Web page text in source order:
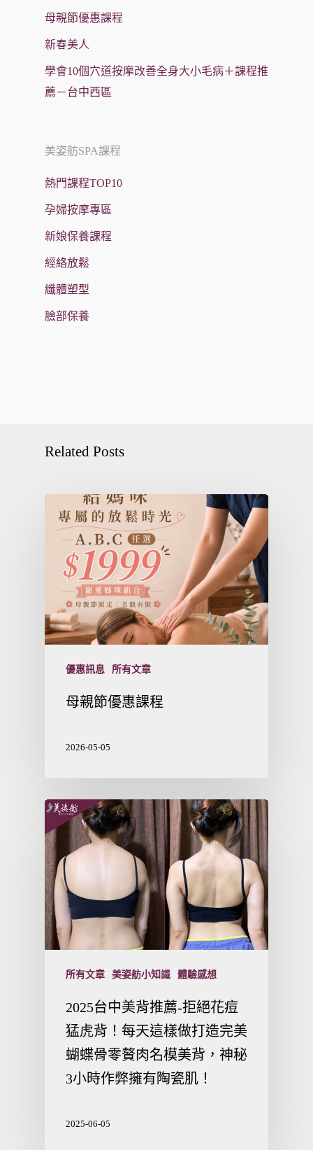
母親節優惠課程
新春美人
學會10個穴道按摩改善全身大小毛病＋課程推
薦－台中西區
美姿舫SPA課程
熱門課程TOP10
孕婦按摩專區
新娘保養課程
經絡放鬆
纖體塑型
臉部保養
Related Posts
優惠訊息 所有文章
母親節優惠課程
2026-05-05
所有文章 美姿舫小知識 體驗感想
2025台中美背推薦-拒絕花痘
猛虎背！每天這樣做打造完美
蝴蝶骨零贅肉名模美背，神秘
3小時作弊擁有陶瓷肌！
2025-06-05